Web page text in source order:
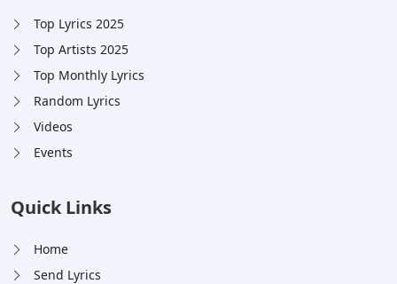
Top Lyrics 2025
Top Artists 2025
Top Monthly Lyrics
Random Lyrics
Videos
Events
Quick Links
Home
Send Lyrics